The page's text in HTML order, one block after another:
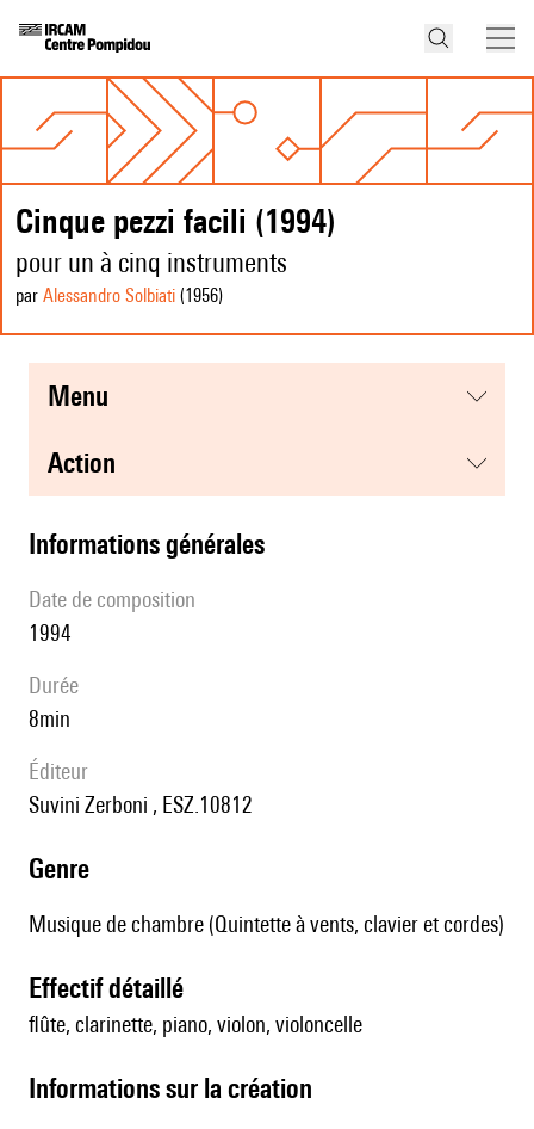
Cinque pezzi facili (1994)
pour un à cinq instruments
par Alessandro Solbiati (1956)
menu
action
informations générales
date de composition
1994
durée
8min
éditeur
Suvini Zerboni , ESZ.10812
genre
Musique de chambre (Quintette à vents, clavier et cordes)
effectif détaillé
flûte, clarinette, piano, violon, violoncelle
informations sur la création